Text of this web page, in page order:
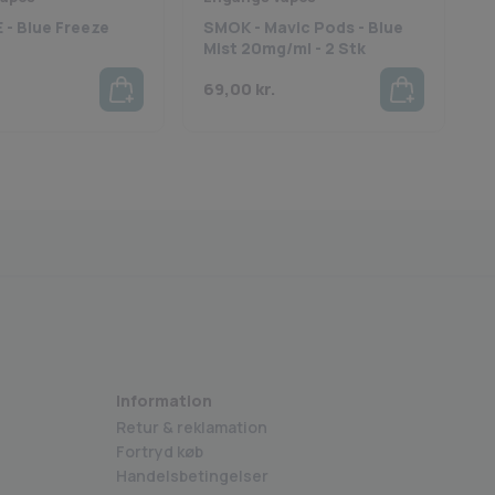
- Blue Freeze
SMOK - Mavic Pods - Blue
Mist 20mg/ml - 2 Stk
69,00 kr.
Information
Retur & reklamation
Fortryd køb
Handelsbetingelser